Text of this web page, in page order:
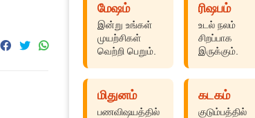
மேஷம்
இன்று உங்கள்
முயற்சிகள்
வெற்றி பெறும்.
ரிஷபம்
உடல் நலம்
சிறப்பாக
இருக்கும்.
மிதுனம்
பணவிஷயத்தில்
கடகம்
குடும்பத்தில்